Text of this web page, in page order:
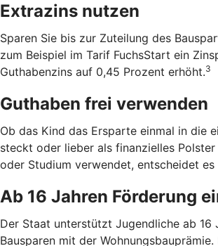
Extrazins nutzen
Sparen Sie bis zur Zuteilung des
zum Beispiel im Tarif FuchsStart ein
Guthabenzins auf 0,45 Prozent erhöht.3
Guthaben frei verwenden
Ob das Kind das Ersparte einmal in die
steckt oder lieber als finanzielles
oder Studium verwendet, entscheidet
Ab 16 Jahren Förderung
Der Staat unterstützt Jugendliche ab 16
Bausparen mit der Wohnungsbauprämie.